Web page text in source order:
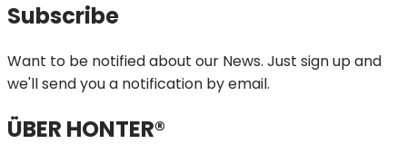
Subscribe
Want to be notified about our News. Just sign up and
we'll send you a notification by email.
ÜBER HONTER®